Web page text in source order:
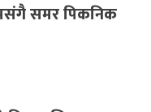
समर पिकनिक